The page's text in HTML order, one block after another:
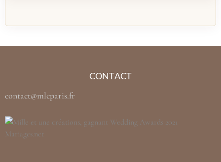
CONTACT
contact@mlcparis.fr